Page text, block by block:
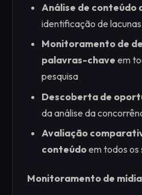
Análise de conteúdo
identificação de lacunas
Monitoramento de
palavras-chave em
pesquisa
Descoberta de
da análise da
Avaliação
conteúdoem todos os
Monitoramento de